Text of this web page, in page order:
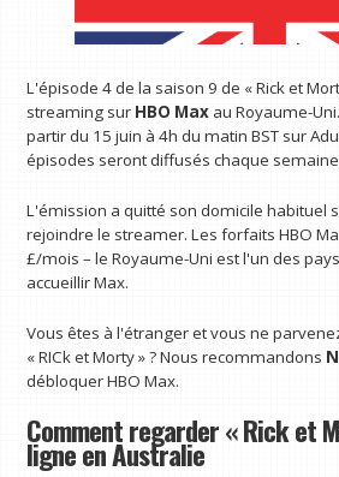
L'épisode 4 de la saison 9 de « Rick et
streaming sur HBO Max au Royaume-
partir du 15 juin à 4h du matin BST sur
épisodes seront diffusés chaque semaine
L'émission a quitté son domicile habituel
rejoindre le streamer. Les forfaits HBO
£/mois – le Royaume-Uni est l'un des
accueillir Max.
Vous êtes à l'étranger et vous ne
« RICk et Morty » ? Nous recommandons
débloquer HBO Max.
Comment regarder « Rick et
ligne en Australie